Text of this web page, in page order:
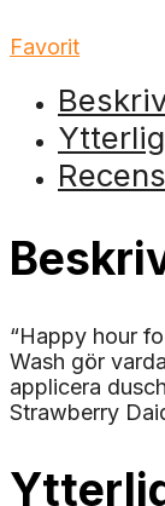
Favorit
“Happy hour
Wash gör
applicera
Strawberry